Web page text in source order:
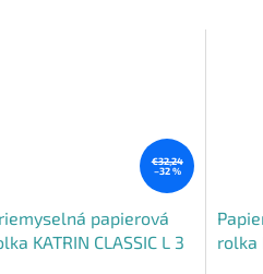
€32,24
–32 %
papierová
KATRIN CLASSIC L 3
rolka